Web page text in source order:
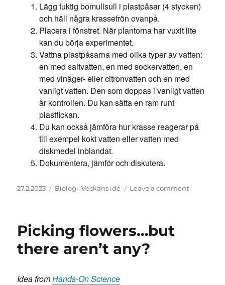
Lägg fuktig bomullsull i plastpåsar (4 stycken)
och häll några krassefrön ovanpå.
Placera i fönstret. När plantorna har vuxit lite
kan du börja experimentet.
Vattna plastpåsarna med olika typer av vatten:
en med saltvatten, en med sockervatten, en
med vinäger- eller citronvatten och en med
vanligt vatten. Den som doppas i vanligt vatten
är kontrollen. Du kan sätta en ram runt
plastfickan.
Du kan också jämföra hur krasse reagerar på
till exempel kokt vatten eller vatten med
diskmedel inblandat.
Dokumentera, jämför och diskutera.
Posted
27.2.2023 Categories
Biologi,Veckans idé Leave a commenton
Picking flowers…but
there aren’t any?
Idea fromHands-On Science